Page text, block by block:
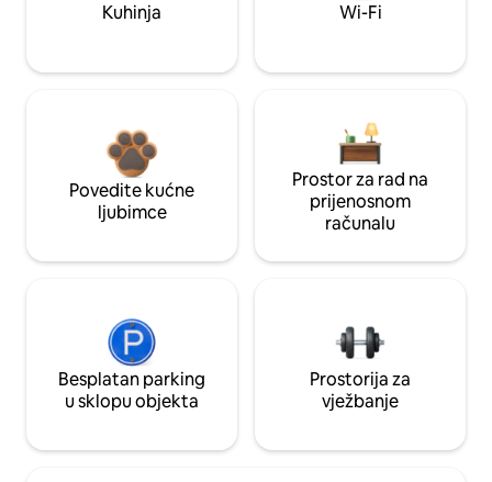
Kuhinja Wi-Fi
Povedite kućne
ljubimce
Prostor za rad na
prijenosnom
računalu
Besplatan parking
u sklopu objekta
Prostorija za
vježbanje